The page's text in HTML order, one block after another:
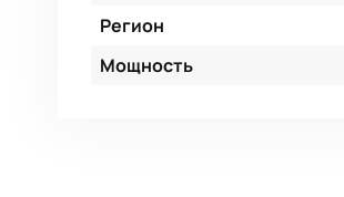
Регион
Мощность